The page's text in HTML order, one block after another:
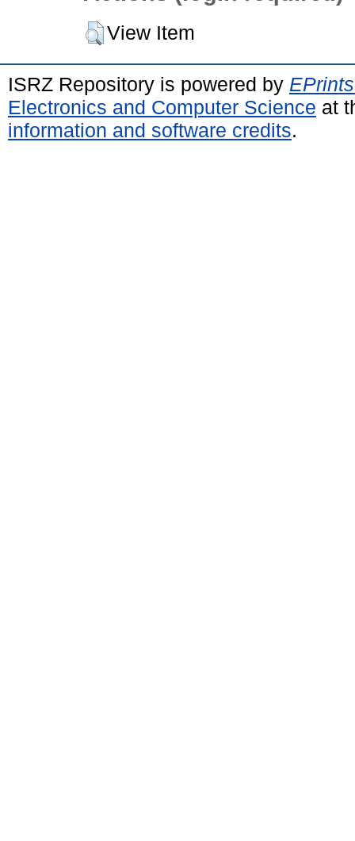
View Item
ISRZ Repository is powered by
Electronics and Computer Science at
information and software credits.